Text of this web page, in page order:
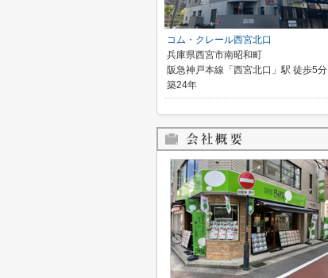
コム・クレール西宮北口
兵庫県西宮市南昭和町
阪急神戸本線「西宮北口」駅 徒歩5分
築24年